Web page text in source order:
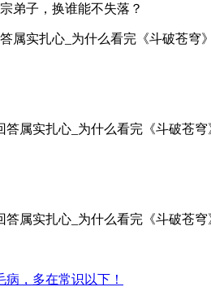
弟子，换谁能不失落？
，多在常识以下！